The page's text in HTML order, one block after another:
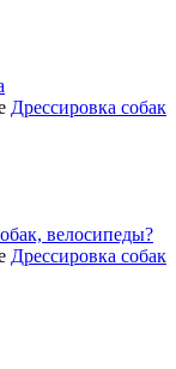
Вложения
Дрессировка собак
велосипеды?
Дрессировка собак